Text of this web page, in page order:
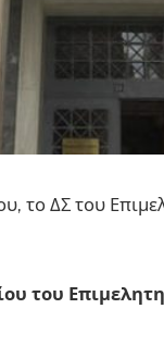
το ΔΣ του
του